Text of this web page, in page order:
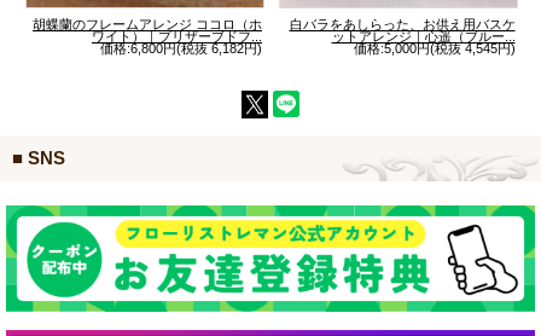
胡蝶蘭のフレームアレンジ ココロ（ホ
ワイト）｜プリザーブドフ...
価格:6,800円(税抜 6,182円)
白バラをあしらった、お供え用バスケ
ットアレンジ｜心遥（ブルー...
価格:5,000円(税抜 4,545円)
■ SNS